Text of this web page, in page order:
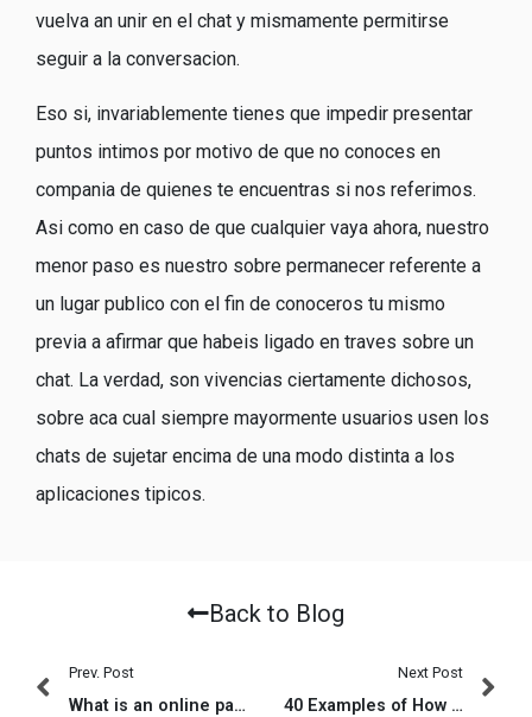
vuelva an unir en el chat y mismamente permitirse
seguir a la conversacion.
Eso si, invariablemente tienes que impedir presentar
puntos intimos por motivo de que no conoces en
compania de quienes te encuentras si nos referimos.
Asi­ como en caso de que cualquier vaya ahora, nuestro
menor paso es nuestro sobre permanecer referente a
un lugar publico con el fin de conoceros tu mismo
previa a afirmar que habeis ligado en traves sobre un
chat. La verdad, son vivencias ciertamente dichosos,
sobre aca cual siempre mayormente usuarios usen los
chats de sujetar encima de una modo distinta a los
aplicaciones ti­picos.
Back to Blog
Prev. Post
What is an online payday loan?
Next Post
40 Examples of How exactly to Message a girl You Barely Discover With the Facebook